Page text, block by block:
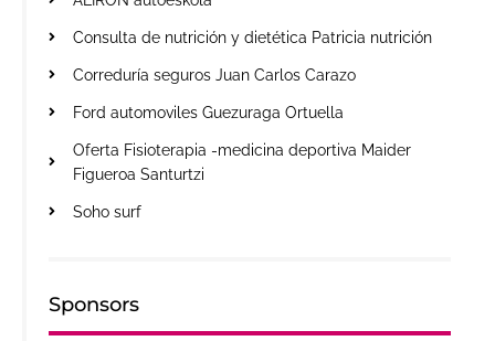
Consulta de nutrición y dietética Patricia nutrición
Correduría seguros Juan Carlos Carazo
Ford automoviles Guezuraga Ortuella
Oferta Fisioterapia -medicina deportiva Maider
Figueroa Santurtzi
Soho surf
Sponsors